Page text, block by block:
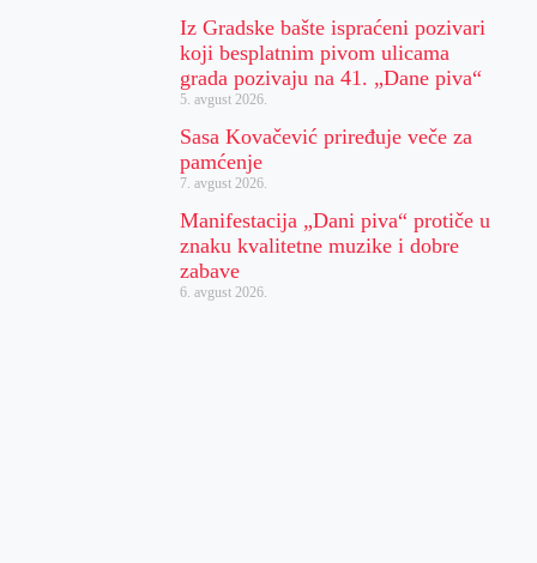
Iz Gradske bašte ispraćeni pozivari
koji besplatnim pivom ulicama
grada pozivaju na 41. „Dane piva“
5. avgust 2026.
Sasa Kovačević priređuje veče za
pamćenje
7. avgust 2026.
Manifestacija „Dani piva“ protiče u
znaku kvalitetne muzike i dobre
zabave
6. avgust 2026.